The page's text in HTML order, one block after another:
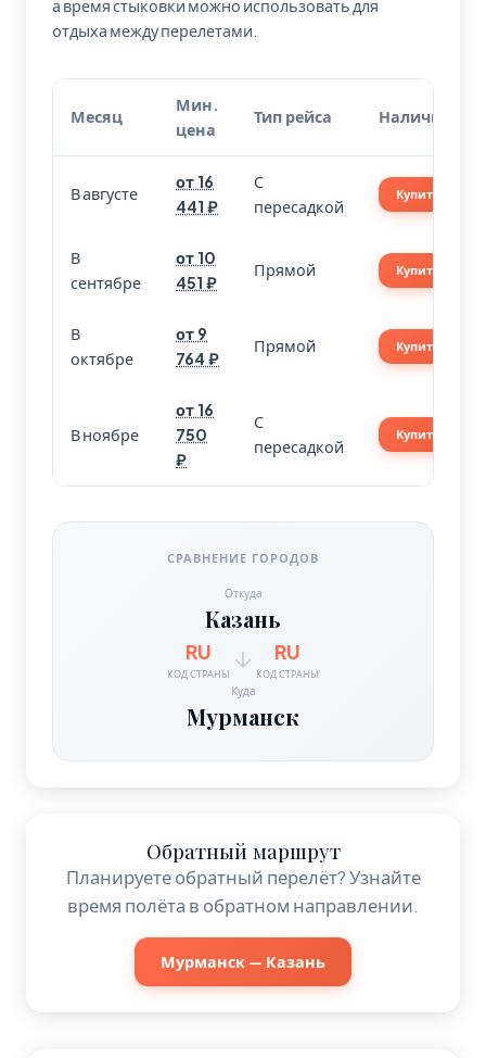
а время стыковки можно использовать для
отдыха между перелетами.
Месяц
Мин.
цена
Тип рейса Наличие
В августе
от 16
441 ₽
С
пересадкой
Купить
В
сентябре
от 10
451 ₽
Прямой Купить
В
октябре
от 9
764 ₽
Прямой Купить
В ноябре
от 16
750
₽
С
пересадкой
Купить
СРАВНЕНИЕ ГОРОДОВ
Откуда
Казань
RU
КОД СТРАНЫ
RU
КОД СТРАНЫ
Куда
Мурманск
Обратный маршрут
Планируете обратный перелёт? Узнайте
время полёта в обратном направлении.
Мурманск — Казань